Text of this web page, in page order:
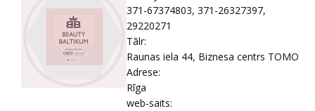
371-67374803, 371-26327397,
29220271
Tālr:
Raunas iela 44, Biznesa centrs TOMO
Adrese:
Rīga
web-saits: